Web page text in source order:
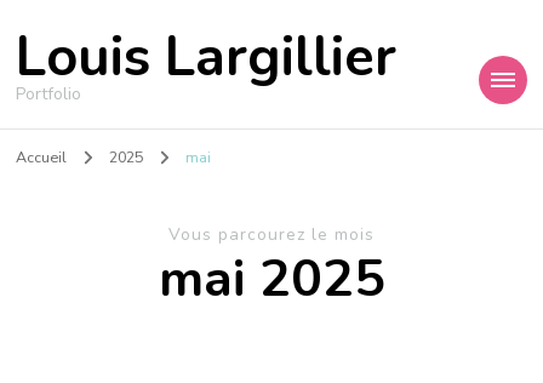
Louis Largillier
Portfolio
Accueil 2025 mai
Vous parcourez le mois
mai 2025